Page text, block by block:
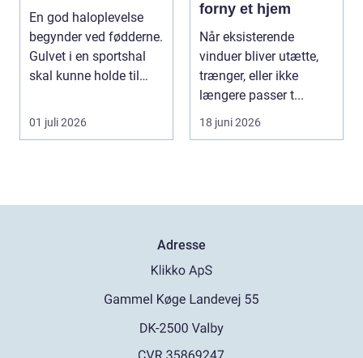
En god haloplevelse
begynder ved fødderne.
Gulvet i en sportshal
skal kunne holde til
01 juli 2026
forny et hjem
Når eksisterende
vinduer bliver utætte,
trænger, eller ikke
længere passer t...
18 juni 2026
Adresse